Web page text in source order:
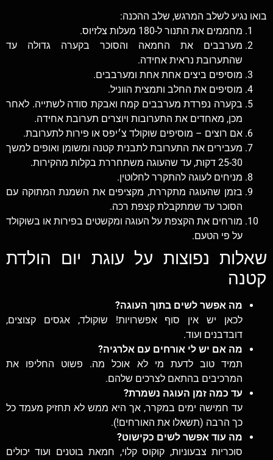
בואו נגיע לשלב המרגש, שלב ההכנה:
מחממים את התנור ל-180 מעלות צלזיוס.
מערבבים את החמאה והסוכר בקערה גדולה עד
שהתערובת נראית אחידה.
מוסיפים ביצים אחת אחת ומערבבים.
מוסיפים את החלב ותמצית הווניל.
בקערה נפרדת מערבבים קמח ואבקת סודה לשתייה. לאחר
מכן, מאחדים את התערובות ויוצרים תערובת אחידה.
אם רוצים – מוסיפים שוקולד צ׳יפס או פירות לתערובת.
מעבירים את התערובת לתבנית קטנה ומשומן ואופים למשך
25-30 דקות, עד שהעוגה משתחררת בקלות מהקירות.
מניחים לעוגה להתקרר לחלוטין.
בזמן שהעוגה מתקררת, מקציפים את השמנת המתוקה עם
הסוכר עד שמתקבלת קצפת רכה.
מורחים את הקצפת על העוגה ומקשטים בפירות או בשוקולד
על פי הטעם.
שאלות נפוצות על עוגת יום הולדת
קטנה
מה אפשר לשים בתוך העוגה?
לכאן יש אין סוף אפשרויות! שוקולד, אגסים קצוצים,
דובדבנים ועוד.
מה אם יש לי אורחים עם אלרגיה?
תמיד טוב לדעת מי לא אוכל מה. פשוט החליפו את
המרכיבים בהתאם לצרכים שלהם.
עד כמה זמן העוגה נשמרת?
עד חמישה ימים במקרר, אך היא ממש לא תחזיק מעמד כל
כך הרבה (תשאלו את האורחים!).
מה עוד אפשר לשים כקישוט?
סוכריות צבעוניות, קוקוס קלוי, חמאת בוטנים ועוד יכולים